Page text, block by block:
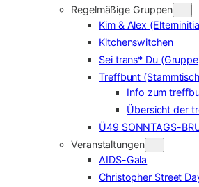
Regelmäßige Gruppen
Kim & Alex
Kitchenswitchen
Sei trans* Du
Treffbunt
Info zum
Übersicht der
Ü49 SONNTAGS-
Veranstaltungen
AIDS-Gala
Christopher Street